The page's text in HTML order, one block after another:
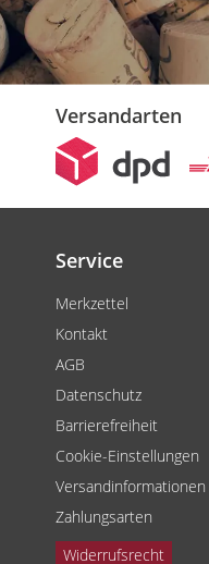
Versandarten
Service
Merkzettel
Kontakt
AGB
Datenschutz
Barrierefreiheit
Cookie-Einstellungen
Versandinformationen
Zahlungsarten
Widerrufsrecht